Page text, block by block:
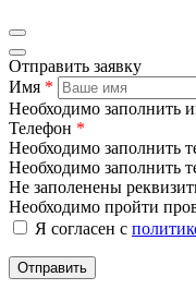
Отправить заявку
Имя *
Необходимо заполнить
Телефон *
Необходимо заполнить
Необходимо заполнить
Не заполенены
Необходимо пройти
Я согласен с
Отправить